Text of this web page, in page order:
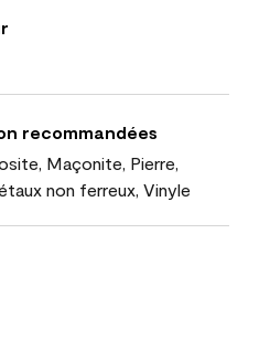
recommandées
Maçonite, Pierre,
non ferreux, Vinyle